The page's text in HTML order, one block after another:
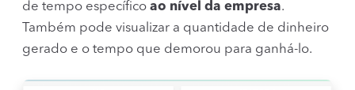
de tempo específico ao nível da empresa.
Também pode visualizar a quantidade de dinheiro
gerado e o tempo que demorou para ganhá-lo.